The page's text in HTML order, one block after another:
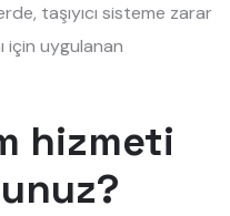
taşıyıcı sisteme zarar
için uygulanan
hizmeti